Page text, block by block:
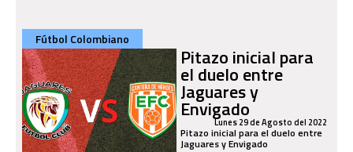
Fútbol Colombiano
Pitazo inicial para
el duelo entre
Jaguares y
EnvigadoLunes 29 de Agosto del 2022
Pitazo inicial para el duelo entre
Jaguares y Envigado